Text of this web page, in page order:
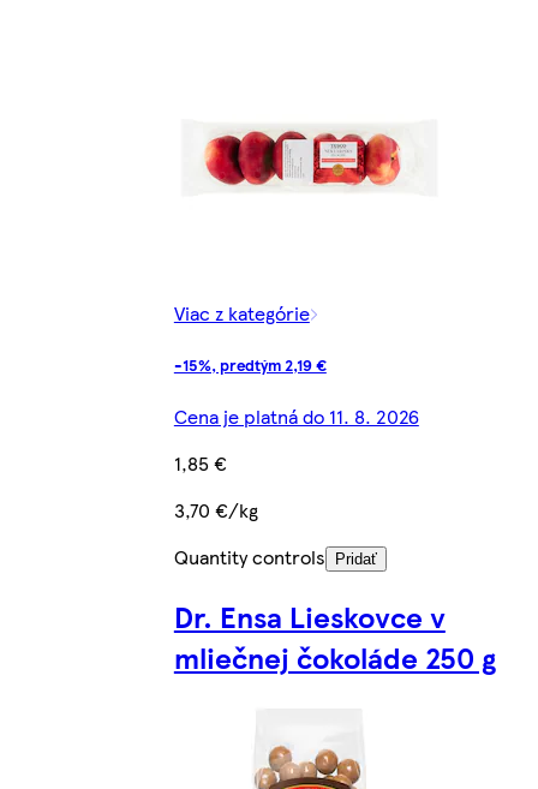
Viac z kategórie
-15%, predtým 2,19 €
Cena je platná do 11. 8. 2026
1,85 €
3,70 €/kg
Quantity controls
Pridať
Dr. Ensa Lieskovce v
mliečnej čokoláde 250 g